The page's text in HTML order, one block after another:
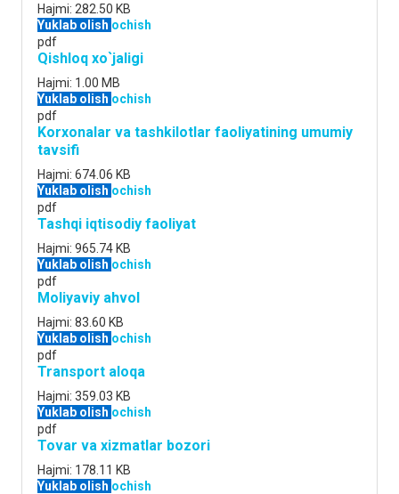
Hajmi: 282.50 KB
Yuklab olish ochish
pdf
Qishloq xo`jaligi
Hajmi: 1.00 MB
Yuklab olish ochish
pdf
Korxonalar va tashkilotlar faoliyatining umumiy
tavsifi
Hajmi: 674.06 KB
Yuklab olish ochish
pdf
Tashqi iqtisodiy faoliyat
Hajmi: 965.74 KB
Yuklab olish ochish
pdf
Moliyaviy ahvol
Hajmi: 83.60 KB
Yuklab olish ochish
pdf
Transport aloqa
Hajmi: 359.03 KB
Yuklab olish ochish
pdf
Tovar va xizmatlar bozori
Hajmi: 178.11 KB
Yuklab olish ochish